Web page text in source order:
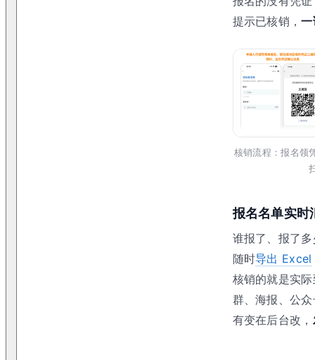
提示已核销，
核销流程：报名领
报名名单实时
谁报了、报了
随时导出 Excel
核销的就是实
群、海报、公
有变在后台改，